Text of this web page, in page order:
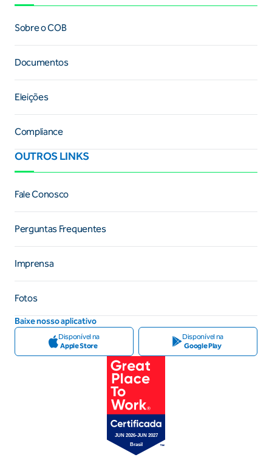
Sobre o COB
Documentos
Eleições
Compliance
OUTROS LINKS
Fale Conosco
Perguntas Frequentes
Imprensa
Fotos
Baixe nosso aplicativo
Disponível na
Apple Store
Disponível na
Google Play